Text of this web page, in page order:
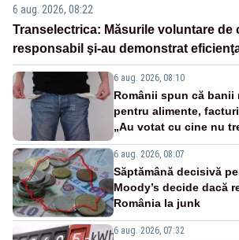
6 aug. 2026, 08:22
Transelectrica: Măsurile voluntare de
responsabil şi-au demonstrat
6 aug. 2026, 08:10
Românii spun că banii
pentru alimente,
„Au votat cu cine nu
6 aug. 2026, 08:07
Săptămână decisivă
Moody’s decide dacă
România la junk
6 aug. 2026, 07:32